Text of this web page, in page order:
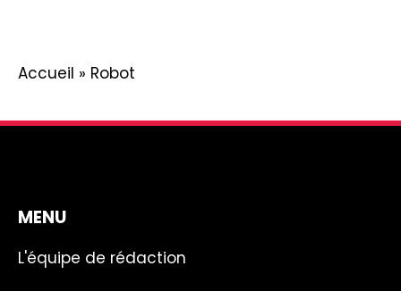
Accueil » Robot
MENU
L'équipe de rédaction